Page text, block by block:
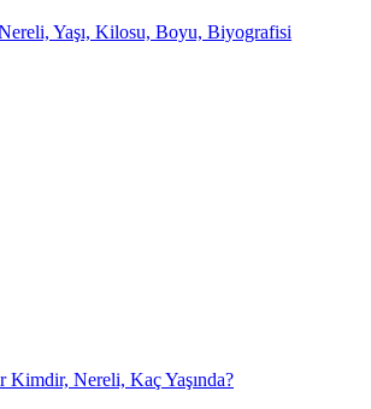
Yaşı, Kilosu, Boyu, Biyografisi
Kimdir, Nereli, Kaç Yaşında?